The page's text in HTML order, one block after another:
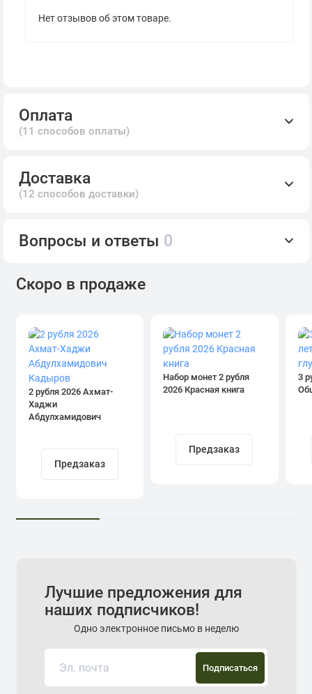
Нет отзывов об этом товаре.
Оплата
(11 способов оплаты)
Доставка
(12 способов доставки)
Вопросы и ответы 0
Скоро в продаже
2 рубля 2026 Ахмат-
Хаджи
Абдулхамидович
Предзаказ
Набор монет 2 рубля
2026 Красная книга
Предзаказ
3
Лучшие предложения для
наших подписчиков!
Одно электронное письмо в неделю
Подписаться